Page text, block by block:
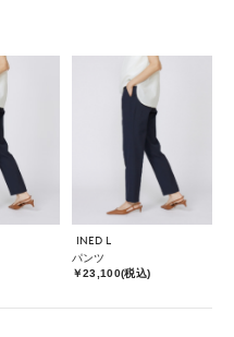
INED L
パンツ
￥23,100(税込)